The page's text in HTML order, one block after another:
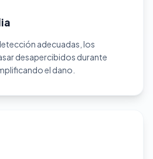
adecuadas, los
desapercibidos durante
el dano.